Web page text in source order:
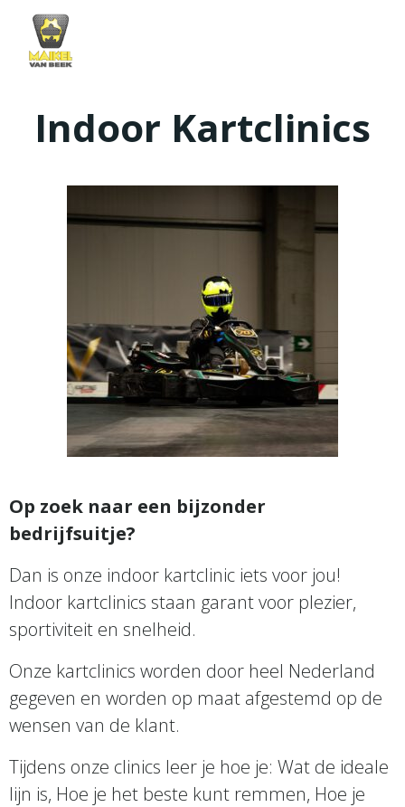
Indoor Kartclinics
Op zoek naar een bijzonder
bedrijfsuitje?
Dan is onze indoor kartclinic iets voor jou!
Indoor kartclinics staan garant voor plezier,
sportiviteit en snelheid.
Onze kartclinics worden door heel Nederland
gegeven en worden op maat afgestemd op de
wensen van de klant.
Tijdens onze clinics leer je hoe je: Wat de ideale
lijn is, Hoe je het beste kunt remmen, Hoe je